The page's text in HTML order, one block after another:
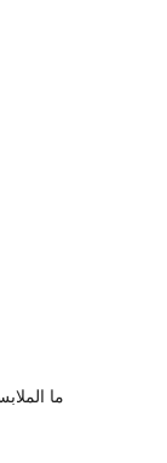
ما